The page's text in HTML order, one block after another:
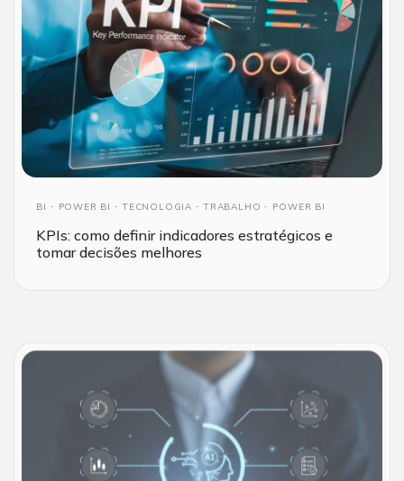
BI POWER BI TECNOLOGIA TRABALHO POWER BI
KPIs: como definir indicadores estratégicos e
tomar decisões melhores